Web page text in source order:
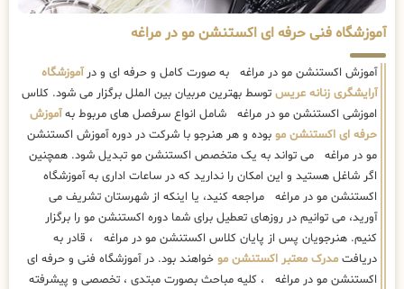
آموزشگاه فنی حرفه ای اکستنشن مو در مراغه
آموزش اکستنشن مو در مراغه به صورت کامل و حرفه ای و درآموزشگاه
آرایشگری زنانه عریس توسط بهترین مربیان بین الملل برگزار می شود. کلاس
اموزشی اکستنشن مو در مراغه شامل انواع سرفصل های مربوط بهآموزش
حرفه ای اکستنشن مو بوده و هر هنرجو با شرکت در دوره آموزش اکستنشن
مو در مراغه می تواند به یک متخصص اکستنشن مو تبدیل شود. همچنین
اگر شاغل هستید و این امکان را ندارید که در ساعات اداری به آموزشگاه
اکستنشن مو در مراغه مراجعه کنید، یا اینکه از شهرستان تشریف می
آورید، می توانیم در روزهای تعطیل برای شما دوره اکستنشن مو را برگزار
کنیم. هنرجویان پس از پایان کلاس اکستنشن مو در مراغه ، قادر به
دریافت مدرک معتبر اکستنشن مو خواهند بود. در آموزشگاه فنی و حرفه ای
اکستنشن مو در مراغه ، کلیه مباحث بصورت مبتدی ، تخصصی و پیشرفته